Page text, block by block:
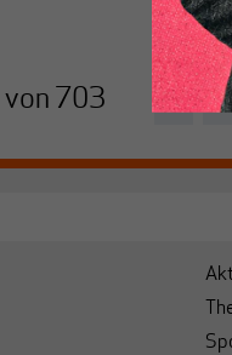
von 703 < >